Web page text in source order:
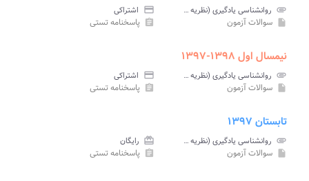
attachment روانشناسی یادگیری (نظریه ها و مفاهیم) پیام نور credit_card اشتراکی
insert_drive_file سوالات آزمون assignment پاسخنامه تستی
نیمسال اول ۱۳۹۸-۱۳۹۷
attachment روانشناسی یادگیری (نظریه ها و مفاهیم) پیام نور credit_card اشتراکی
insert_drive_file سوالات آزمون assignment پاسخنامه تستی
تابستان ۱۳۹۷
attachment روانشناسی یادگیری (نظریه ها و مفاهیم) پیام نور card_giftcard رایگان
insert_drive_file سوالات آزمون assignment پاسخنامه تستی